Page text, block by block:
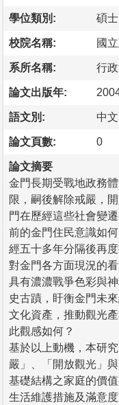
學位類別: 碩士
校院名稱: 國
系所名稱: 行
論文出版年:
語文別: 中文
論文頁數: 0
論文摘要
金門長期受戰地政務
限，嗣後解除戒嚴，
門在歷經這些社會變
前的金門住民意識如
經五十多年分隔後再
對金門各方面現況的
具有濃濃戰爭色彩與
史古蹟，盱衡金門未
文化資產，推動觀光
此觀感如何？
基於以上動機，本研
嚴」、「開放觀光」
基礎結構之家庭的價
生活維護措施及滿意